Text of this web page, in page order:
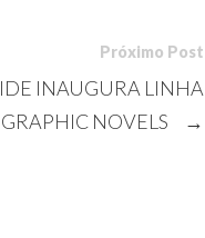
Próximo Post
INAUGURA LINHA
NOVELS
→